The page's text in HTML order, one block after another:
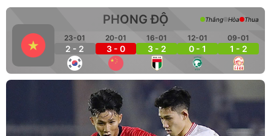
PHONG ĐỘ
23-01
2 - 2
20-01
3 - 0
16-01
3 - 2
12-01
0 - 1
09-01
1 - 2
Thắng Hòa Thua